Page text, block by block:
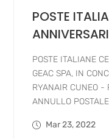
POSTE
POSTE ITALIANE
GEAC SPA, IN
RYANAIR CUNEO -
ANNULLO
Mar 23, 2022